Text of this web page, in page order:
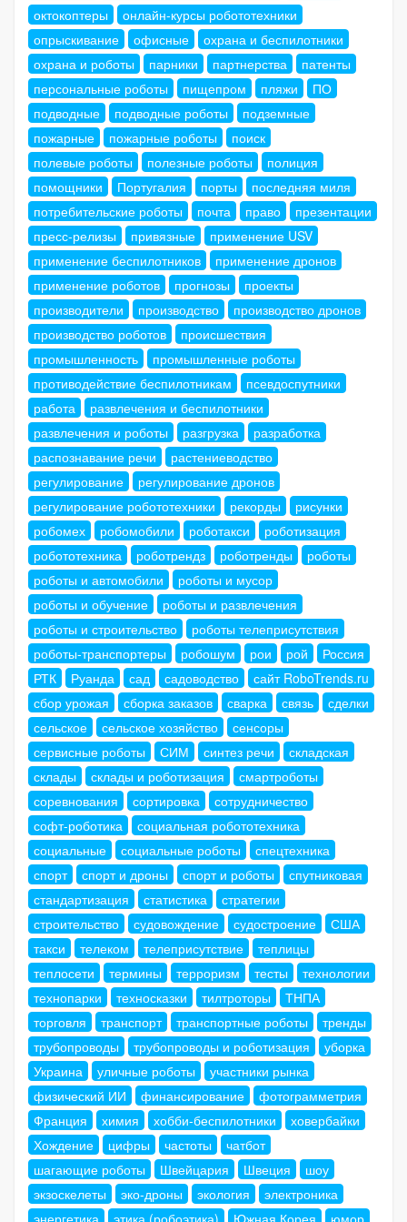
октокоптеры
онлайн-курсы робототехники
опрыскивание
офисные
охрана и беспилотники
охрана и роботы
парники партнерства
патенты
персональные роботы
пищепром пляжи
ПО
подводные
подводные роботы
подземные
пожарные
пожарные роботы
поиск
полевые роботы
полезные роботы
полиция
помощники
Португалия порты
последняя миля
потребительские роботы
почта право
презентации
пресс-релизы
привязные
применение USV
применение беспилотников
применение дронов
применение роботов
прогнозы
проекты
производители
производство
производство дронов
производство роботов
происшествия
промышленность
промышленные роботы
противодействие беспилотникам
псевдоспутники
работа
развлечения и беспилотники
развлечения и роботы
разгрузка
разработка
распознавание речи
растениеводство
регулирование
регулирование дронов
регулирование робототехники
рекорды
рисунки
робомех
робомобили роботакси
роботизация
робототехника
роботрендз роботренды
роботы
роботы и автомобили
роботы и мусор
роботы и обучение
роботы и развлечения
роботы и строительство
роботы телеприсутствия
роботы-транспортеры
робошум рои рой
Россия
РТК
Руанда сад садоводство
сайт RoboTrends.ru
сбор урожая
сборка заказов сварка связь
сделки
сельское
сельское хозяйство
сенсоры
сервисные роботы
СИМ синтез речи
складская
склады
склады и роботизация
смартроботы
соревнования
сортировка
сотрудничество
софт-роботика
социальная робототехника
социальные
социальные роботы
спецтехника
спорт
спорт и дроны спорт и роботы
спутниковая
стандартизация
статистика
стратегии
строительство
судовождение судостроение
США
такси
телеком телеприсутствие
теплицы
теплосети
термины терроризм тесты
технологии
технопарки
техносказки тилтроторы
ТНПА
торговля
транспорт транспортные роботы
тренды
трубопроводы
трубопроводы и роботизация
уборка
Украина
уличные роботы
участники рынка
физический ИИ
финансирование
фотограмметрия
Франция
химия хобби-беспилотники
ховербайки
Хождение
цифры частоты
чатбот
шагающие роботы
Швейцария Швеция
шоу
экзоскелеты
эко-дроны экология
электроника
энергетика
этика (робоэтика) Южная Корея юмор